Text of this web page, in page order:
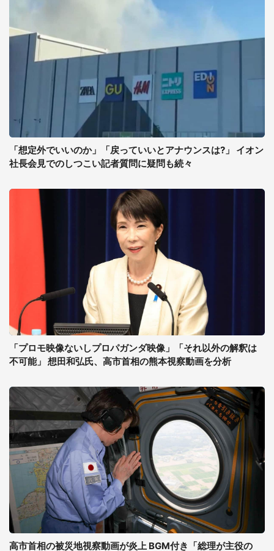
「想定外でいいのか」「戻っていいとアナウンスは?」 イオン
社長会見でのしつこい記者質問に疑問も続々
「プロモ映像ないしプロパガンダ映像」「それ以外の解釈は
不可能」 想田和弘氏、高市首相の熊本視察動画を分析
高市首相の被災地視察動画が炎上 BGM付き「総理が主役の